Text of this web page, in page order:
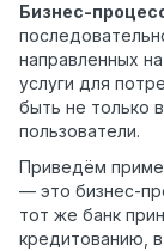
Бизнес-
направленных
услуги для
быть не только
пользователи.
Приведём
— это бизнес-
тот же банк
кредитованию,